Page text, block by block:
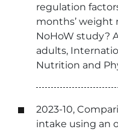
regulation
months’ weight
NoHoW study?
adults,
Nutrition and
2023-10,
intake using an